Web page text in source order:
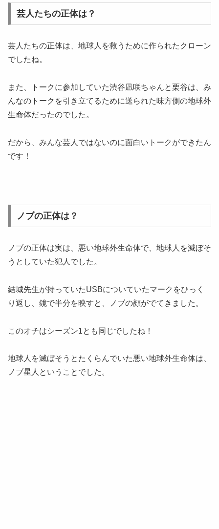
芸人たちの正体は？
芸人たちの正体は、地球人を救うために作られたクローン
でしたね。
また、トークに参加していた渋谷凪咲ちゃんと栗谷は、み
んなのトークを引き立てるために送られた味方側の地球外
生命体だったのでした。
だから、みんな芸人ではないのに面白いトークができたん
です！
ノブの正体は？
ノブの正体は実は、悪い地球外生命体で、地球人を滅ぼそ
うとしていた犯人でした。
結城先生が持っていたUSBについていたマークをひっく
り返し、鏡で半分を映すと、ノブの顔がでてきました。
このオチはシーズン1とも同じでしたね！
地球人を滅ぼそうとたくらんでいた悪い地球外生命体は、
ノブ星人ということでした。